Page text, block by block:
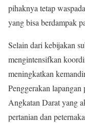
pihaknya tetap
yang bisa berdampak
Selain dari kebijakan
mengintensifkan
meningkatkan
Penggerakan
Angkatan Darat yang
pertanian dan